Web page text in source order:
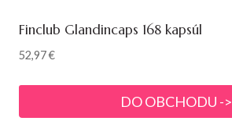
Finclub Glandincaps 168 kapsúl
52,97€
DO OBCHODU ->